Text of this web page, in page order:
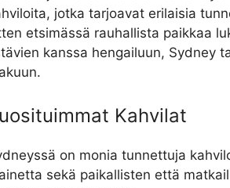
jotka tarjoavat erilaisia
etsimässä rauhallista paikkaa
kanssa hengailuun, Sydney
Kahvilat
on monia tunnettuja
sekä paikallisten että